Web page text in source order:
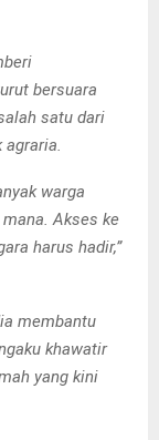
bersuara
satu dari
agraria.
warga
Akses ke
harus hadir,”
membantu
khawatir
yang kini